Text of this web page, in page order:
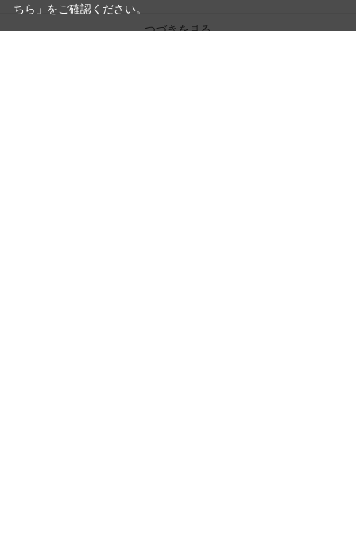
つづきを見る
ちら 」をご確認ください。